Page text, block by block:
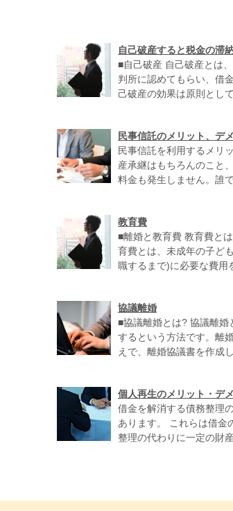
自己破産すると税金の滞
■自己破産 自己破産とは
判所に認めてもらい、借
己破産の効果は原則とし
民事信託のメリット、デ
民事信託を利用するメリ
産承継はもちろんのこと
料金も発生しません。誰
教育費
■離婚と教育費 教育費と
育費とは、未成年の子ど
職するまで)に必要な費用
協議離婚
■協議離婚とは? 協議離婚
するという方法です。離
えで、離婚協議書を作成
個人再生のメリット・デ
借金を解消する債務整理
あります。 これらは借金
整理の代わりに一定の財